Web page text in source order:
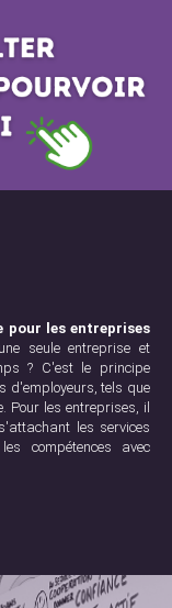
pour les entreprises
seule entreprise et
? C'est le principe
d'employeurs, tels que
Pour les entreprises, il
les services
compétences avec